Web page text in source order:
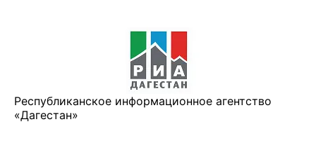
Республиканское информационное агентство
«Дагестан»